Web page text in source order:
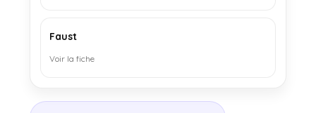
Faust
Voir la fiche